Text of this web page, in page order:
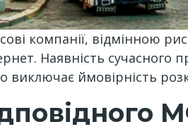
компанії, відмінною
Наявність
виключає ймовірність